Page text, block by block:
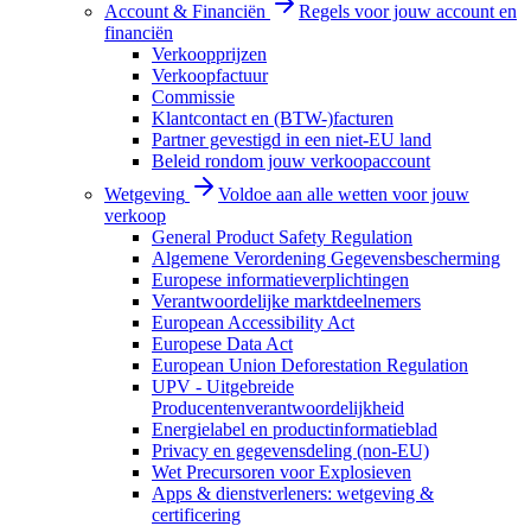
Account & Financiën
Regels voor jouw account en
financiën
Verkoopprijzen
Verkoopfactuur
Commissie
Klantcontact en (BTW-)facturen
Partner gevestigd in een niet-EU land
Beleid rondom jouw verkoopaccount
Wetgeving
Voldoe aan alle wetten voor jouw
verkoop
General Product Safety Regulation
Algemene Verordening Gegevensbescherming
Europese informatieverplichtingen
Verantwoordelijke marktdeelnemers
European Accessibility Act
Europese Data Act
European Union Deforestation Regulation
UPV - Uitgebreide
Producentenverantwoordelijkheid
Energielabel en productinformatieblad
Privacy en gegevensdeling (non-EU)
Wet Precursoren voor Explosieven
Apps & dienstverleners: wetgeving &
certificering